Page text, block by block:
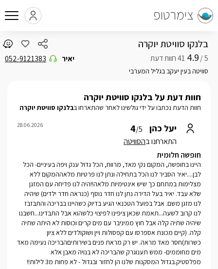
צימרטופ
בלנקו סוויטת יוקרה
5 /
4.9
סוויטה בעין יעקב בגליל המערבי
יאיר 052-9121383
חוות דעת על בלנקו סוויטת יוקרה
חוות הדעת נכתבו על ידי גולשינו לאחר שהתארחו בבלנקו סוויטת יוקרה
יעל כהן 4/5
התארחנו בהסוויטה
28.06.2026
חופשה חלומית
היינו בחופשה, המקום נקי מאד, מרווח, הכל גדול ענק ויפה בעיניים- הכל
לבן....יאיר הסביר לנו הכל בתחילה ונתן לנו פרטיות מלאההמקום ללא
מצלימות במתחם כך שיש אינטימיות מלאה!!היה לנו פדיחה עם המזגן
שלא עבד. יאיר בעל הדירה נתן לנו חדר נוסף (כנראה חדר ילדים) שיהיה
לנו מזגן משם. אבל בפועל הטכנאי הגיע בדיוק כשהיינו בבריכה והתבזבז
לנו קרוב לשעה...תאמת שכאן ציפינו לפיצוי כלשהוא אבל התבדינו...חשבנו
שיהיה שתיה קלה אבל חוץ ממיניבר עם מים קרים וכוסות לא היתה שתיה
קלה. (קיים מכונת אספרסו עם קפסולות ויין ושוקולדים ללא ציון
כשרות)חסר מאד מראה. יש רק מראת פנים בשירותיםהבריכה נעימה מאד
מים מחוממים- ממש תענוגרק שהבריכה לא בנויה מאבן אלא
מפלסטיק.בגדול המסקנות שלנו הן לחזור ובגדול - לא פחות מ3 לילות!!